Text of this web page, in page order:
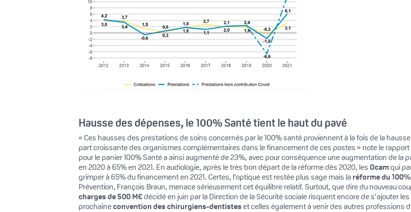
Hausse des dépenses, le 100% Santé tient le haut du pavé
« Ces hausses des prestations de soins concernés par le 100% santé proviennent à la fois de la
part croissante des organismes complémentaires dans le financement de ces postes » note le
pour le panier 100% Santé a ainsi augmenté de 23%, avec pour conséquence une augmentation de
en 2020 à 65% en 2021. En audiologie, après le très bon départ de la réforme dès 2020, lesOcamqui
grimper à 65% du financement en 2021. Certes, l’optique est restée plus sage mais laréforme du
Prévention, François Braun, menace sérieusement cet équilibre relatif. Surtout, que dire du nouveau
charges de 500 M€décidé en juin par la Direction de la Sécurité sociale risquent encore de s’ajouter
prochaineconvention des chirurgiens-dentisteset celles également à venir des autres professions